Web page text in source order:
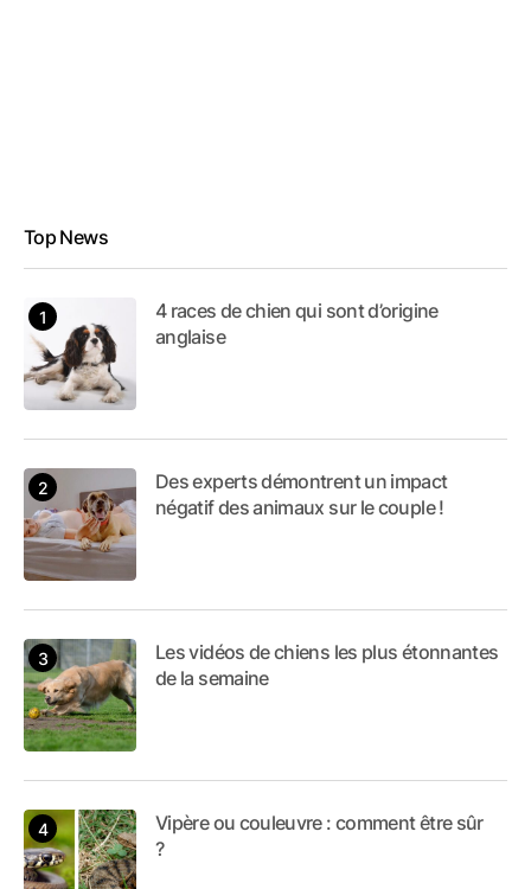
Top News
4 races de chien qui sont d’origine
anglaise
Des experts démontrent un impact
négatif des animaux sur le couple !
Les vidéos de chiens les plus étonnantes
de la semaine
Vipère ou couleuvre : comment être sûr
?